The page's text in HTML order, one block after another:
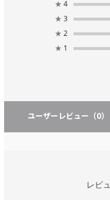
★ 4
★ 3
★ 2
★ 1
ユーザーレビュー （0）
レビ